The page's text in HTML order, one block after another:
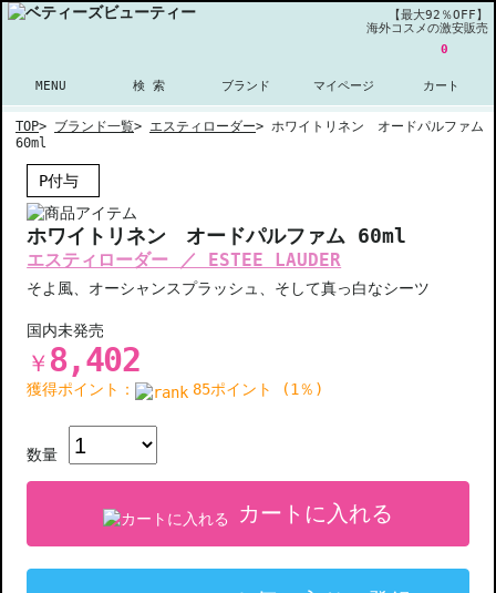
【最大92％OFF】
海外コスメの激安販売
MENU 検 索 ブランド マイページ
0
カート
TOP> ブランド一覧> エスティローダー> ホワイトリネン オードパルファム
60ml
P付与
ホワイトリネン オードパルファム 60ml
エスティローダー ／ ESTEE LAUDER
そよ風、オーシャンスプラッシュ、そして真っ白なシーツ
国内未発売
￥ 8,402
獲得ポイント： 85ポイント (1％)
数量
カートに入れる